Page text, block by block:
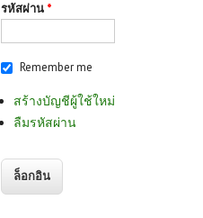
รหัสผ่าน *
Remember me
สร้างบัญชีผู้ใช้ใหม่
ลืมรหัสผ่าน